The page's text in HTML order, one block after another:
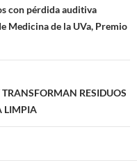
con pérdida auditiva
Medicina de la UVa, Premio
RESIDUOS
LIMPIA